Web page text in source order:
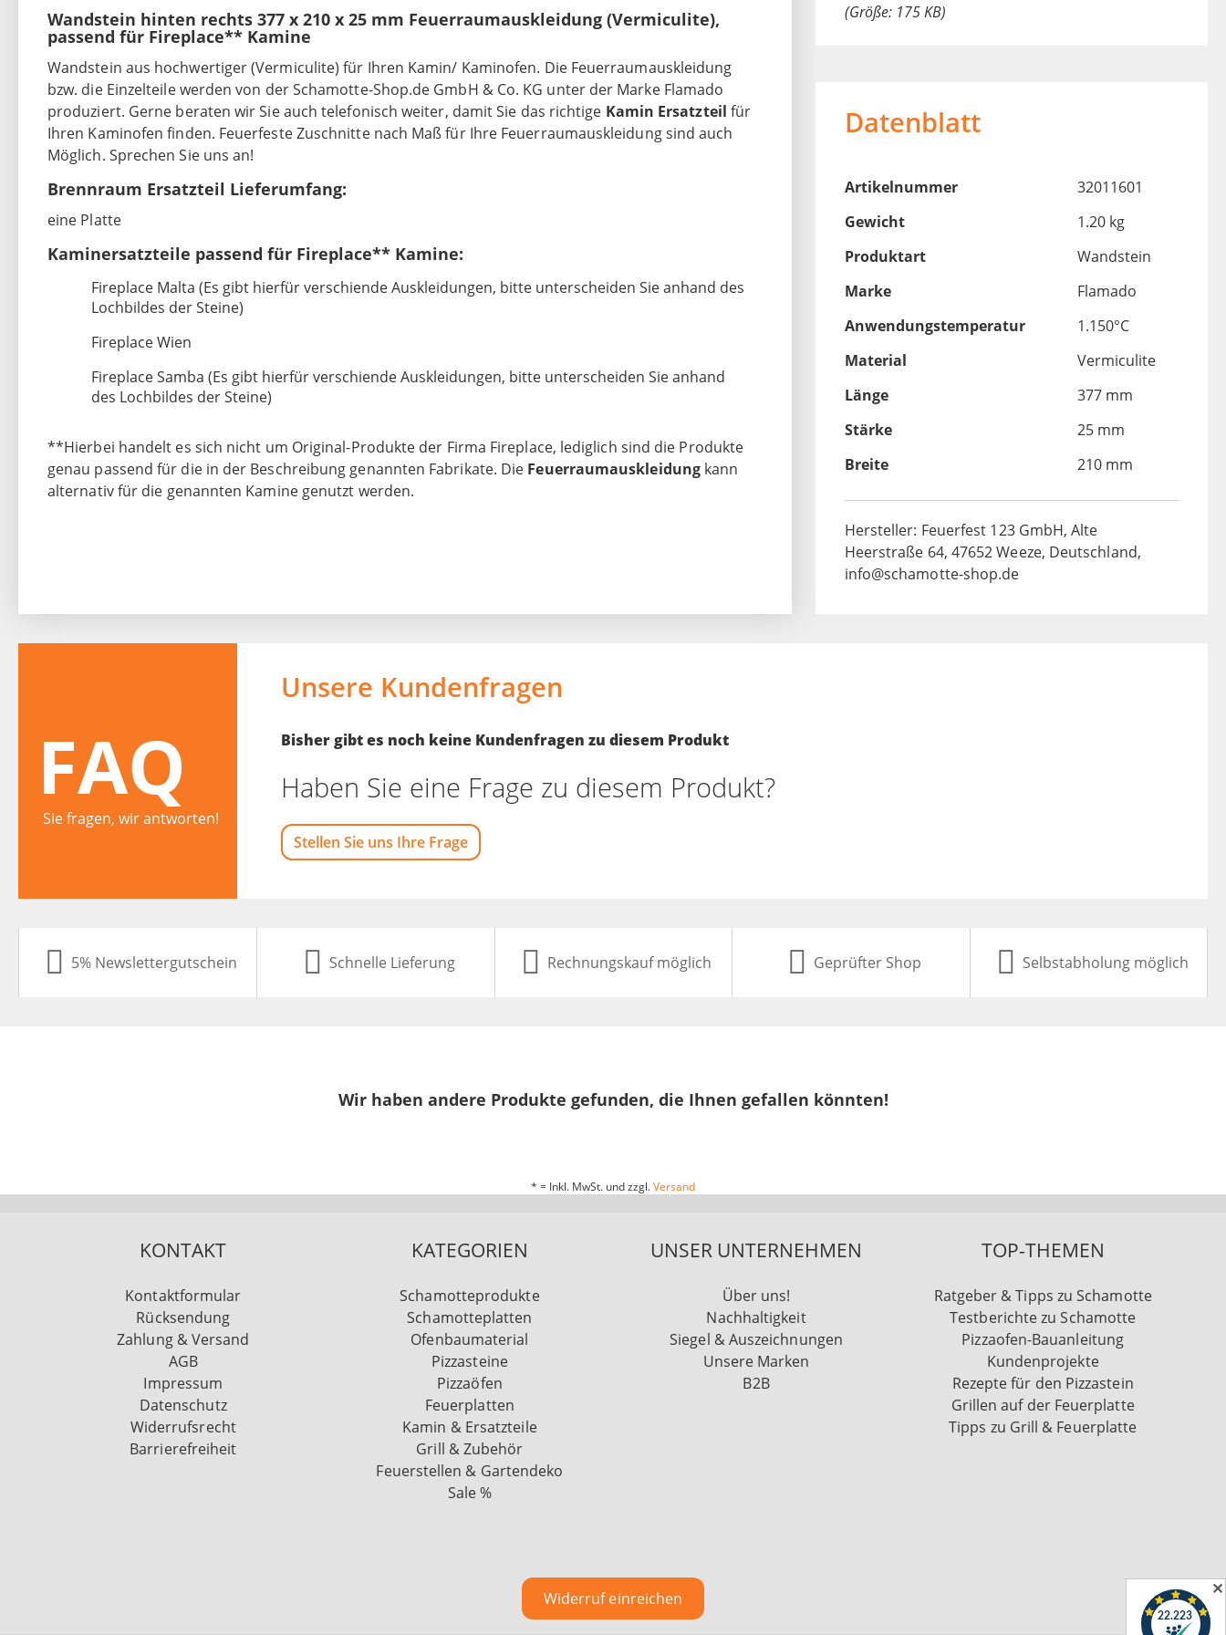
Wandstein hinten rechts 377 x 210 x 25 mm Feuerraumauskleidung (Vermiculite),
passend für Fireplace** Kamine
Wandstein aus hochwertiger (Vermiculite) für Ihren Kamin/ Kaminofen. Die Feuerraumauskleidung
bzw. die Einzelteile werden von der Schamotte-Shop.de GmbH & Co. KG unter der Marke Flamado
produziert. Gerne beraten wir Sie auch telefonisch weiter, damit Sie das richtige Kamin Ersatzteil für
Ihren Kaminofen finden. Feuerfeste Zuschnitte nach Maß für Ihre Feuerraumauskleidung sind auch
Möglich. Sprechen Sie uns an!
Brennraum Ersatzteil Lieferumfang:
eine Platte
Kaminersatzteile passend für Fireplace** Kamine:
Fireplace Malta (Es gibt hierfür verschiende Auskleidungen, bitte unterscheiden Sie anhand des
Lochbildes der Steine)
Fireplace Wien
Fireplace Samba (Es gibt hierfür verschiende Auskleidungen, bitte unterscheiden Sie anhand
des Lochbildes der Steine)
**Hierbei handelt es sich nicht um Original-Produkte der Firma Fireplace, lediglich sind die Produkte
genau passend für die in der Beschreibung genannten Fabrikate. Die Feuerraumauskleidungkann
alternativ für die genannten Kamine genutzt werden.
(Größe: 175 KB)
Datenblatt
Artikelnummer
32011601
Gewicht
1.20 kg
Produktart
Wandstein
Marke
Flamado
Anwendungstemperatur
1.150°C
Material
Vermiculite
Länge
377 mm
Stärke
25 mm
Breite
210 mm
Hersteller: Feuerfest 123 GmbH, Alte
Heerstraße 64, 47652 Weeze, Deutschland,
info@schamotte-shop.de
FAQ
Sie fragen, wir antworten!
Unsere Kundenfragen
Bisher gibt es noch keine Kundenfragen zu diesem Produkt
Haben Sie eine Frage zu diesem Produkt?
Stellen Sie uns Ihre Frage
5% Newslettergutschein Schnelle Lieferung Rechnungskauf möglich Geprüfter Shop Selbstabholung möglich
Wir haben andere Produkte gefunden, die Ihnen gefallen könnten!
* = Inkl. MwSt. und zzgl.Versand
KONTAKT
Kontaktformular
Rücksendung
Zahlung & Versand
AGB
Impressum
Datenschutz
Widerrufsrecht
Barrierefreiheit
KATEGORIEN
Schamotteprodukte
Schamotteplatten
Ofenbaumaterial
Pizzasteine
Pizzaöfen
Feuerplatten
Kamin & Ersatzteile
Grill & Zubehör
Feuerstellen & Gartendeko
Sale %
UNSER UNTERNEHMEN
Über uns!
Nachhaltigkeit
Siegel & Auszeichnungen
Unsere Marken
B2B
TOP-THEMEN
Ratgeber & Tipps zu Schamotte
Testberichte zu Schamotte
Pizzaofen-Bauanleitung
Kundenprojekte
Rezepte für den Pizzastein
Grillen auf der Feuerplatte
Tipps zu Grill & Feuerplatte
Widerruf einreichen
✕